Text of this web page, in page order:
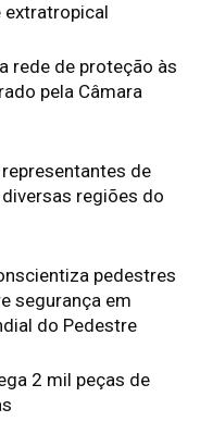
extratropical
rede de proteção às
pela Câmara
de
regiões do
pedestres
segurança em
do Pedestre
2 mil peças de